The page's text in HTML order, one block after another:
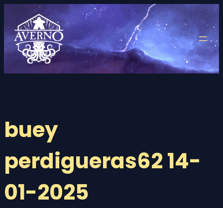
contenido
buey
perdigueras62 14-
01-2025